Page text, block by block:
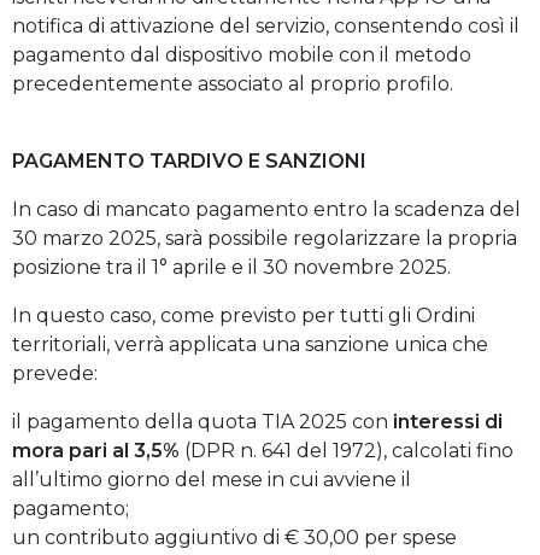
notifica di attivazione del servizio, consentendo così il
pagamento dal dispositivo mobile con il metodo
precedentemente associato al proprio profilo.
PAGAMENTO TARDIVO E SANZIONI
In caso di mancato pagamento entro la scadenza del
30 marzo 2025, sarà possibile regolarizzare la propria
posizione tra il 1° aprile e il 30 novembre 2025.
In questo caso, come previsto per tutti gli Ordini
territoriali, verrà applicata una sanzione unica che
prevede:
il pagamento della quota TIA 2025 con interessi di
mora pari al 3,5% (DPR n. 641 del 1972), calcolati fino
all’ultimo giorno del mese in cui avviene il
pagamento;
un contributo aggiuntivo di € 30,00 per spese